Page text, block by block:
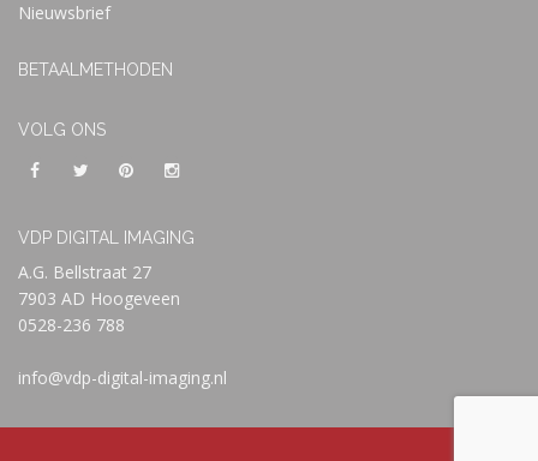
Nieuwsbrief
BETAALMETHODEN
VOLG ONS
VDP DIGITAL IMAGING
A.G. Bellstraat 27
7903 AD Hoogeveen
0528-236 788
info@vdp-digital-imaging.nl